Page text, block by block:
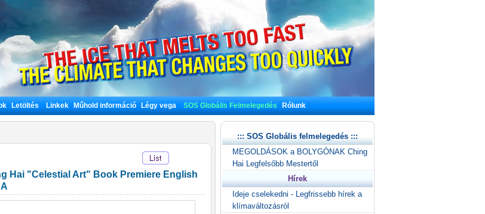
Letöltés Linkek Műhold információ Légy vega SOS Globális Felmelegedés Rólunk
Hai "Celestial Art" Book Premiere English
::: SOS Globális felmelegedés :::
MEGOLDÁSOK a BOLYGÓNAK Ching
Hai Legfelsőbb Mestertől
Hírek
Ideje cselekedni - Legfrissebb hírek a
klímaváltozásról